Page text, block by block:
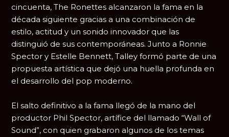
cincuenta, The Ronettes alcanzaron la fama en la
década siguiente gracias a una combinación de
estilo, actitud y un sonido innovador que las
distinguió de sus contemporáneas. Junto a Ronnie
Spector y Estelle Bennett, Talley formó parte de una
propuesta artística que dejó una huella profunda en
el desarrollo del pop moderno.
El salto definitivo a la fama llegó de la mano del
productor Phil Spector, artífice del llamado “Wall of
Sound”, con quien grabaron algunos de los temas